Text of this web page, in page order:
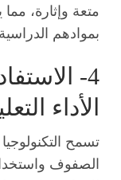
متعة وإثارة،
بموادهم
4-
الأداء
تسمح
الصفوف